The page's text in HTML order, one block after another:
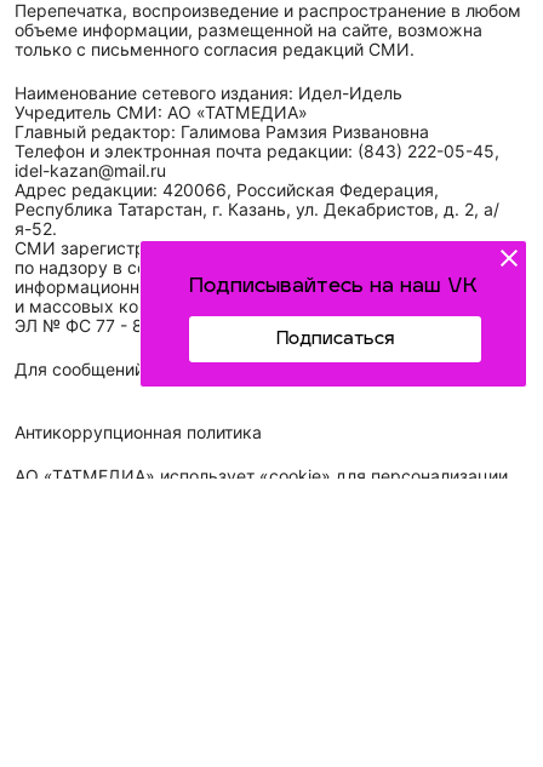
Подписывайтесь на наш VK
Подписаться
Перепечатка, воспроизведение и распространение в любом
объеме информации, размещенной на сайте, возможна
только с письменного согласия редакций СМИ.
Наименование сетевого издания: Идел-Идель
Учредитель СМИ: АО «ТАТМЕДИА»
Главный редактор: Галимова Рамзия Ризвановна
Телефон и электронная почта редакции: (843) 222-05-45,
idel-kazan@mail.ru
Адрес редакции: 420066, Российская Федерация,
Республика Татарстан, г. Казань, ул. Декабристов, д. 2, а/
я-52.
СМИ зарегистрировано Федеральной службой
по надзору в сфере связи,
информационных технологий
и массовых коммуникаций (Роскомнадзор)
ЭЛ № ФС 77 - 89431 от 14.05.2025
Для сообщений о фактах коррупции: idel-kazan@mail.ru
Антикоррупционная политика
АО «ТАТМЕДИА» использует «cookie» для персонализации